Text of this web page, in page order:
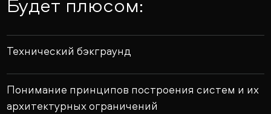
Технический бэкграунд
Понимание принципов построения систем и их
архитектурных ограничений